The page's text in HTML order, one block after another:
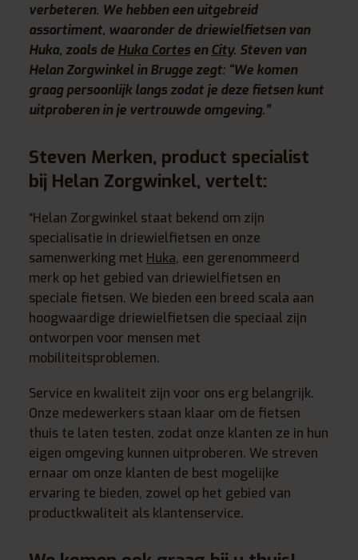
verbeteren. We hebben een uitgebreid
assortiment, waaronder de driewielfietsen van
Huka, zoals de Huka Cortes enCity. Steven van
Helan Zorgwinkel in Brugge zegt: “We komen
graag persoonlijk langs zodat je deze fietsen kunt
uitproberen in je vertrouwde omgeving.”
Steven Merken, product specialist
bij Helan Zorgwinkel, vertelt:
“Helan Zorgwinkel staat bekend om zijn
specialisatie in driewielfietsen en onze
samenwerking met Huka, een gerenommeerd
merk op het gebied van driewielfietsen en
speciale fietsen. We bieden een breed scala aan
hoogwaardige driewielfietsen die speciaal zijn
ontworpen voor mensen met
mobiliteitsproblemen.
Service en kwaliteit zijn voor ons erg belangrijk.
Onze medewerkers staan klaar om de fietsen
thuis te laten testen, zodat onze klanten ze in hun
eigen omgeving kunnen uitproberen. We streven
ernaar om onze klanten de best mogelijke
ervaring te bieden, zowel op het gebied van
productkwaliteit als klantenservice.